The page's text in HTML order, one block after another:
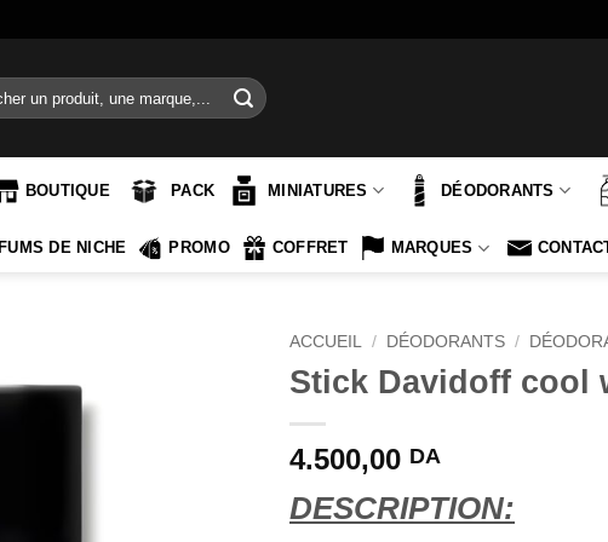
BOUTIQUE PACK MINIATURES DÉODORANTS
DE NICHE PROMO COFFRET MARQUES
ACCUEIL / DÉODORANTS /
Stick Davidoff cool
4.500,00 DA
DESCRIPTION: